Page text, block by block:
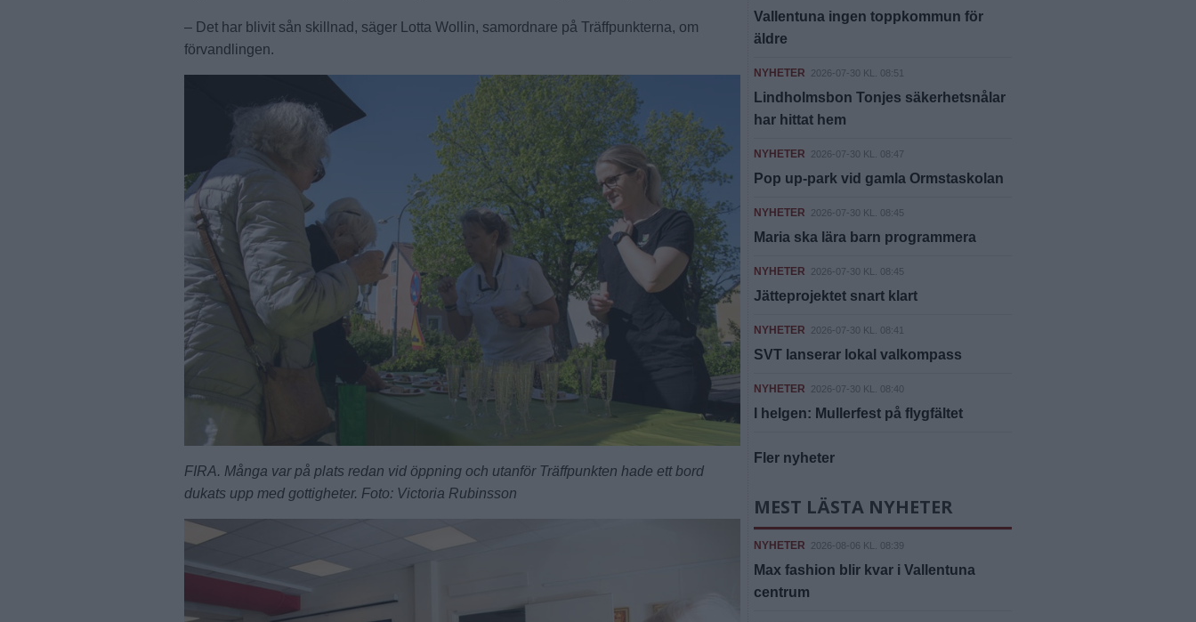
– Det har blivit sån skillnad, säger Lotta Wollin, samordnare på Träffpunkterna, om
förvandlingen.
FIRA. Många var på plats redan vid öppning och utanför Träffpunkten hade ett bord
dukats upp med gottigheter. Foto: Victoria Rubinsson
Vallentuna ingen toppkommun för
äldre
NYHETER 2026-07-30 KL. 08:51
Lindholmsbon Tonjes säkerhetsnålar
har hittat hem
NYHETER 2026-07-30 KL. 08:47
Pop up-park vid gamla Ormstaskolan
NYHETER 2026-07-30 KL. 08:45
Maria ska lära barn programmera
NYHETER 2026-07-30 KL. 08:45
Jätteprojektet snart klart
NYHETER 2026-07-30 KL. 08:41
SVT lanserar lokal valkompass
NYHETER 2026-07-30 KL. 08:40
I helgen: Mullerfest på flygfältet
Fler nyheter
MEST LÄSTA NYHETER
NYHETER 2026-08-06 KL. 08:39
Max fashion blir kvar i Vallentuna
centrum